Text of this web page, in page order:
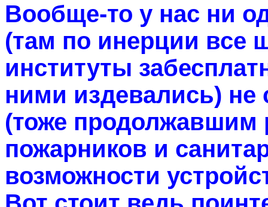
Вообще-то у нас ни
(там по инерции все
институты
ними издевались) не
(тоже продолжавшим
пожарников и
возможности